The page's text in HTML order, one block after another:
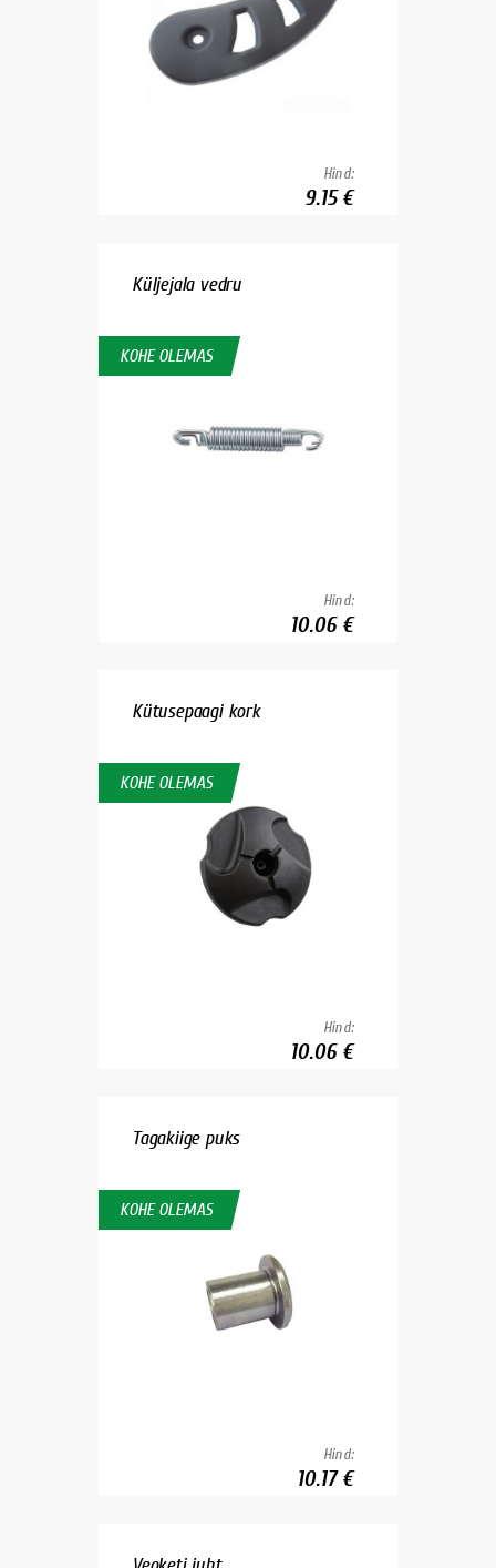
Hind:
9.15 €
Küljejala vedru
KOHE OLEMAS
Hind:
10.06 €
Kütusepaagi kork
KOHE OLEMAS
Hind:
10.06 €
Tagakiige puks
KOHE OLEMAS
Hind:
10.17 €